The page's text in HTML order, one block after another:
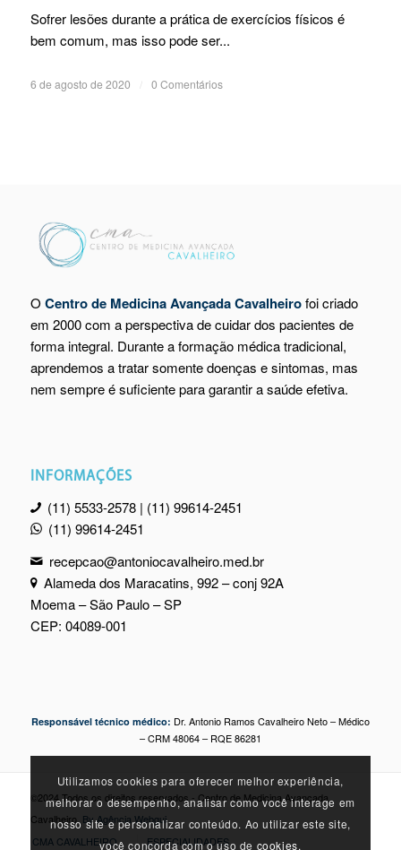
Sofrer lesões durante a prática de exercícios físicos é
bem comum, mas isso pode ser...
6 de agosto de 2020 0 Comentários
O Centro de Medicina Avançada Cavalheirofoi criado
em 2000 com a perspectiva de cuidar dos pacientes de
forma integral. Durante a formação médica tradicional,
aprendemos a tratar somente doenças e sintomas, mas
nem sempre é suficiente para garantir a saúde efetiva.
INFORMAÇÕES
(11) 5533-2578 | (11) 99614-2451
(11) 99614-2451
recepcao@antoniocavalheiro.med.br
Alameda dos Maracatins, 992 – conj 92A
Moema – São Paulo – SP
CEP: 04089-001
Responsável técnico médico: Dr. Antonio Ramos Cavalheiro Neto – Médico
– CRM 48064 – RQE 86281
©2024 Todos os direitos reservados - Centro de Medicina Avançada
Cavalheiro. By Agência Webgui
CMA CAVALHEIRO
ESPECIALIDADES
Utilizamos cookies para oferecer melhor experiência,
melhorar o desempenho, analisar como você interage em
nosso site e personalizar conteúdo. Ao utilizar este site,
você concorda com o uso de cookies.